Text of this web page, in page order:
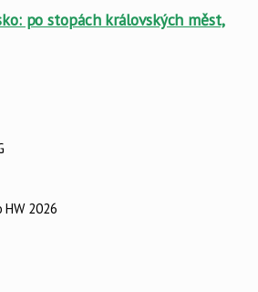
po stopách královských měst,
2026